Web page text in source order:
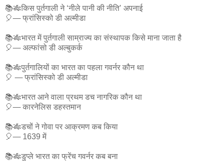
📚🎋किस पुर्तगाली ने ‘नीले पानी की नीति’ अपनाई
🎈— फ्रांसिस्को डी अल्मीडा
📚🎋भारत में पुर्तगाली साम्राज्य का संस्थापक किसे माना जाता है
🎈— अल्फांसो डी अल्बुकर्क
📚🎋पुर्तगालियों का भारत का पहला गवर्नर कौन था
🎈 — फ्रांसिस्को डी अल्मीडा
📚🎋भारत आने वाला प्रथम डच नागरिक कौन था
🎈— कारनेलिस डहस्तमान
📚🎋डचों ने गोवा पर आक्रमण कब किया
🎈— 1639 में
📚🎋डुप्ले भारत का फ्रेंच गवर्नर कब बना